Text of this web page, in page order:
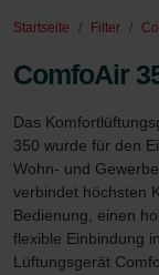
Startseite Filter
ComfoAir
Das
350 wurde für den
Wohn- und
verbindet höchsten
Bedienung, einen
flexible Einbindung
Lüftungsgerät